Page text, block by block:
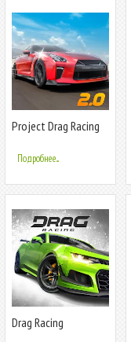
Project Drag Racing
Подробнее...
Drag Racing